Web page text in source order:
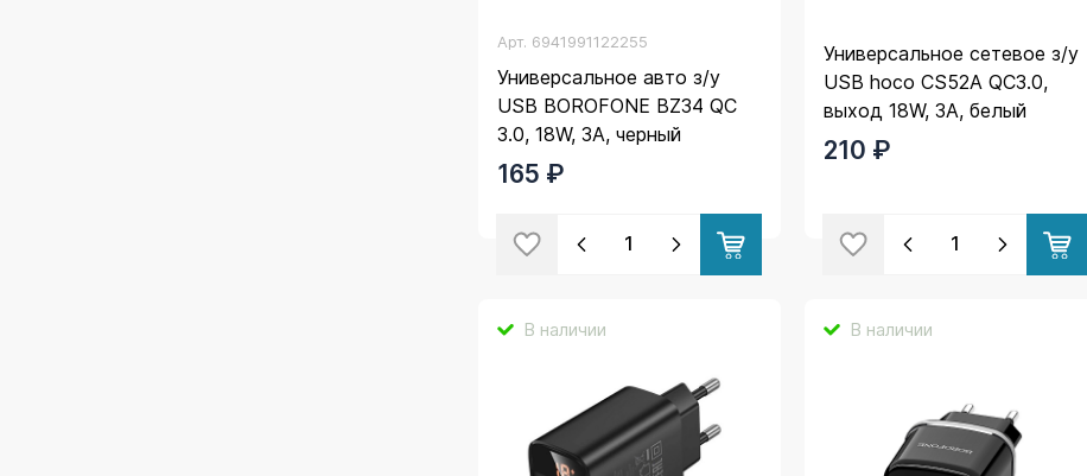
Арт. 6941991122255
Универсальное авто з/у
USB BOROFONE BZ34 QC
3.0, 18W, 3A, черный
165 ₽
Универсальное сетевое з/у
USB hoco CS52A QC3.0,
выход 18W, 3A, белый
210 ₽
В наличии В наличии